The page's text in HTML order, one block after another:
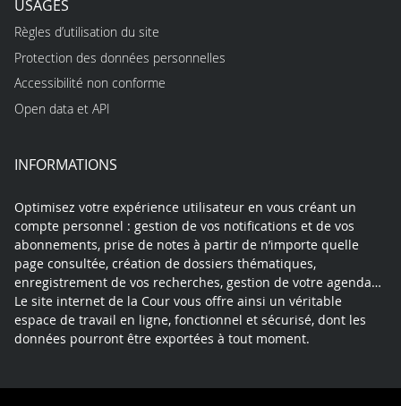
USAGES
Règles d’utilisation du site
Protection des données personnelles
Accessibilité non conforme
Open data et API
INFORMATIONS
Optimisez votre expérience utilisateur en vous créant un
compte personnel : gestion de vos notifications et de vos
abonnements, prise de notes à partir de n’importe quelle
page consultée, création de dossiers thématiques,
enregistrement de vos recherches, gestion de votre agenda…
Le site internet de la Cour vous offre ainsi un véritable
espace de travail en ligne, fonctionnel et sécurisé, dont les
données pourront être exportées à tout moment.